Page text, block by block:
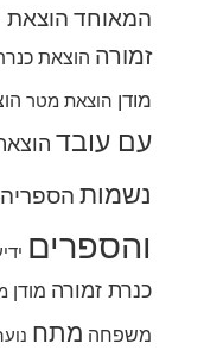
המאוחד הוצאת
זמורה הוצאת
מודן הוצאת מטר
עם עובד
נשמות
והספרים
כנרת זמורה מודן
משפחה מתח